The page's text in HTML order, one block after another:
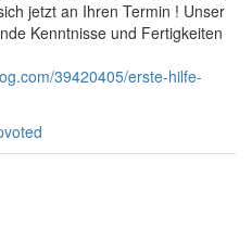
jetzt an Ihren Termin ! Unser
Kenntnisse und Fertigkeiten
39420405/erste-hilfe-